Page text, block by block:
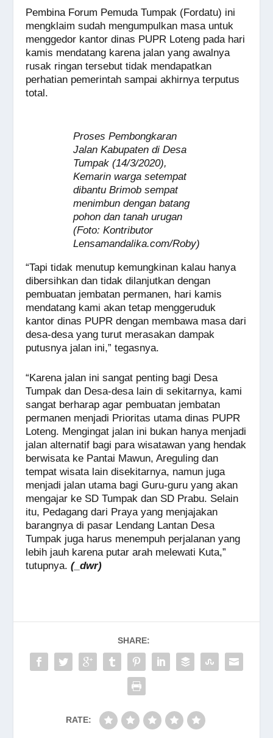
Pembina Forum Pemuda Tumpak (Fordatu) ini
mengklaim sudah mengumpulkan masa untuk
menggedor kantor dinas PUPR Loteng pada hari
kamis mendatang karena jalan yang awalnya
rusak ringan tersebut tidak mendapatkan
perhatian pemerintah sampai akhirnya terputus
total.
Proses Pembongkaran
Jalan Kabupaten di Desa
Tumpak (14/3/2020),
Kemarin warga setempat
dibantu Brimob sempat
menimbun dengan batang
pohon dan tanah urugan
(Foto: Kontributor
Lensamandalika.com/Roby)
“Tapi tidak menutup kemungkinan kalau hanya
dibersihkan dan tidak dilanjutkan dengan
pembuatan jembatan permanen, hari kamis
mendatang kami akan tetap menggeruduk
kantor dinas PUPR dengan membawa masa dari
desa-desa yang turut merasakan dampak
putusnya jalan ini,” tegasnya.
“Karena jalan ini sangat penting bagi Desa
Tumpak dan Desa-desa lain di sekitarnya, kami
sangat berharap agar pembuatan jembatan
permanen menjadi Prioritas utama dinas PUPR
Loteng. Mengingat jalan ini bukan hanya menjadi
jalan alternatif bagi para wisatawan yang hendak
berwisata ke Pantai Mawun, Areguling dan
tempat wisata lain disekitarnya, namun juga
menjadi jalan utama bagi Guru-guru yang akan
mengajar ke SD Tumpak dan SD Prabu. Selain
itu, Pedagang dari Praya yang menjajakan
barangnya di pasar Lendang Lantan Desa
Tumpak juga harus menempuh perjalanan yang
lebih jauh karena putar arah melewati Kuta,”
tutupnya.(_dwr)
SHARE:
RATE: